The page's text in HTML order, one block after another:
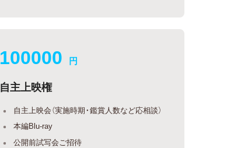
100000 円
自主上映権
自主上映会（実施時期・鑑賞人数など応相談）
本編Blu-ray
公開前試写会ご招待